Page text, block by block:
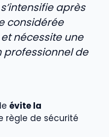
après
considérée
nécessite une
professionnel de
évite la
règle de sécurité